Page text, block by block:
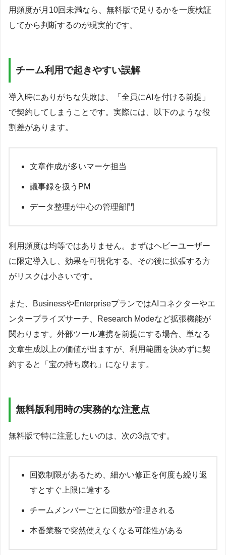
用頻度が月10回未満なら、無料版で足りるかを一度検証
してから判断するのが現実的です。
チーム利用で起きやすい誤解
導入時にありがちな失敗は、「全員にAIを付ける前提」
で契約してしまうことです。実際には、以下のような役
割差があります。
文章作成が多いマーケ担当
議事録を扱うPM
データ整理が中心の管理部門
利用頻度は均等ではありません。まずはヘビーユーザー
に限定導入し、効果を可視化する。その後に拡張する方
がリスクは小さいです。
また、BusinessやEnterpriseプランではAIコネクターやエ
ンタープライズサーチ、Research Modeなど拡張機能が
関わります。外部ツール連携を前提にする場合、単なる
文章生成以上の価値が出ますが、利用範囲を決めずに契
約すると「宝の持ち腐れ」になります。
無料版利用時の実務的な注意点
無料版で特に注意したいのは、次の3点です。
回数制限があるため、細かい修正を何度も繰り返
すとすぐ上限に達する
チームメンバーごとに回数が管理される
本番業務で突然使えなくなる可能性がある